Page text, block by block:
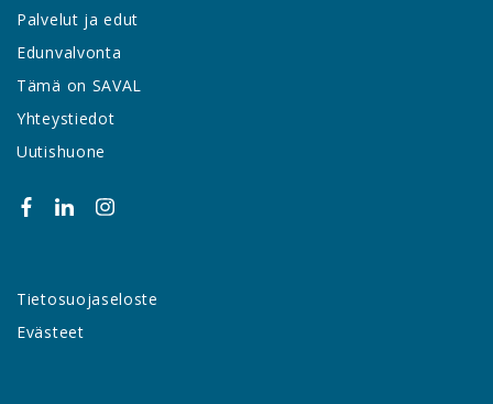
Palvelut ja edut
Edunvalvonta
Tämä on SAVAL
Yhteystiedot
Uutishuone
Tietosuojaseloste
Evästeet